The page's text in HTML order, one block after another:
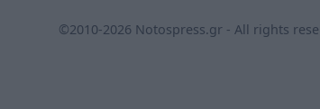
©2010-2026 Notospress.gr - All rights